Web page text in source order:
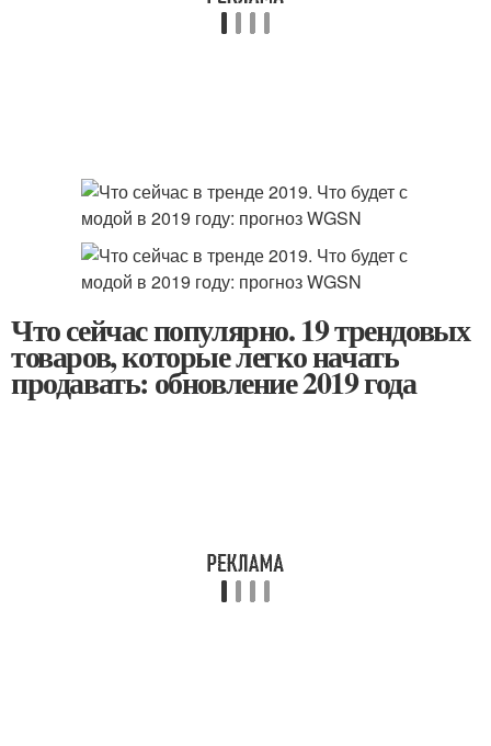
Что сейчас популярно. 19 трендовых
товаров, которые легко начать
продавать: обновление 2019 года